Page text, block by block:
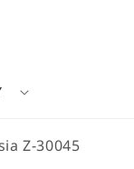
Z-30045